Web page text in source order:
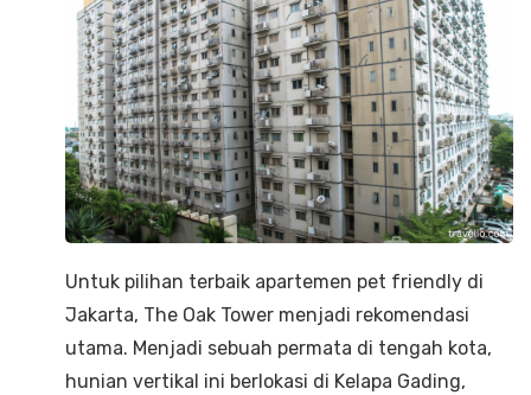
Untuk pilihan terbaik apartemen pet friendly di
Jakarta, The Oak Tower menjadi rekomendasi
utama. Menjadi sebuah permata di tengah kota,
hunian vertikal ini berlokasi di Kelapa Gading,